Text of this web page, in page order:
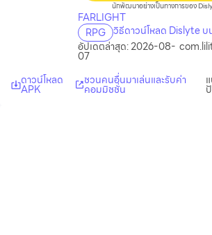
นักพัฒนาอย่างเป็นทางการของ
FARLIGHT
RPG วิธีดาวน์โหลด Dislyte
อัปเดตล่าสุด: 2026-08-
07
ดาวน์โหลด
APK
ชวนคนอื่นมาเล่นและรับค่า
คอมมิชชั่น